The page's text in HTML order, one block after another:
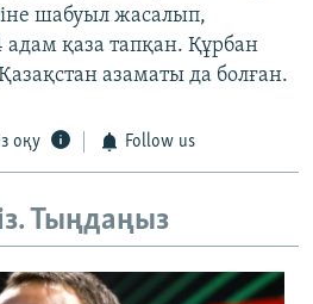
шабуыл жасалып,
адам қаза тапқан. Құрбан
азаматы да болған.
оқу Follow us
Тыңдаңыз